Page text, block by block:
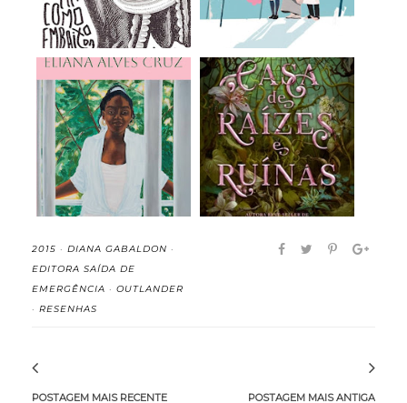
Meridiana - Eliana
Alves Cruz (rese...
A Casa de Raízes e
Ruínas (Irmãs do...
2015 · DIANA GABALDON ·
EDITORA SAÍDA DE
EMERGÊNCIA · OUTLANDER
· RESENHAS
POSTAGEM MAIS RECENTE POSTAGEM MAIS ANTIGA